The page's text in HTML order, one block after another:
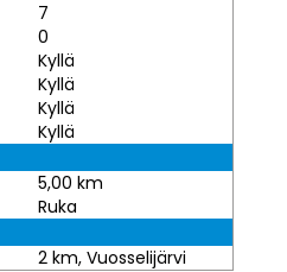
7
0
Kyllä
Kyllä
Kyllä
Kyllä
5,00 km
Ruka
2 km, Vuosselijärvi